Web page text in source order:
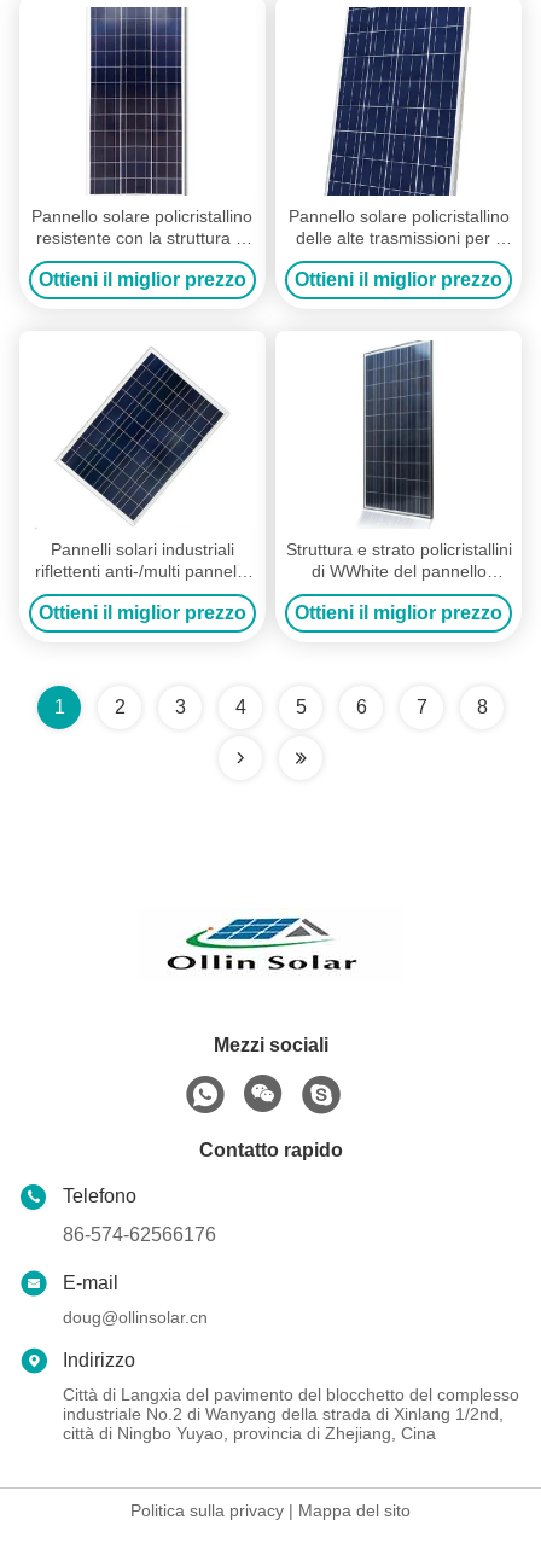
Pannello solare policristallino
resistente con la struttura di
alluminio robusta
Ottieni il miglior prezzo
Pannello solare policristallino
delle alte trasmissioni per il
campeggio, viaggio,
avventura
Ottieni il miglior prezzo
Pannelli solari industriali
riflettenti anti-/multi pannello
solare cristallino
Ottieni il miglior prezzo
Struttura e strato policristallini
di WWhite del pannello
solare 255 del sistema dello
stagno di pesce
Ottieni il miglior prezzo
1 2 3 4 5 6 7 8
Mezzi sociali
Contatto rapido
Telefono
86-574-62566176
E-mail
doug@ollinsolar.cn
Indirizzo
Città di Langxia del pavimento del blocchetto del complesso
industriale No.2 di Wanyang della strada di Xinlang 1/2nd,
città di Ningbo Yuyao, provincia di Zhejiang, Cina
Politica sulla privacy | Mappa del sito